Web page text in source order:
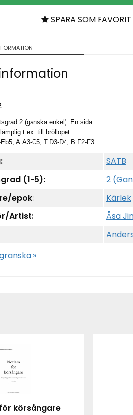
SPARA SOM FAVORIT
2 (ganska enkel). En sida.
t.ex. till bröllopet
A:A3-C5, T:D3-D4, B:F2-F3
SATB
(1-5):
2
epok:
Kärlek
Artist:
Åsa
»
körsångare